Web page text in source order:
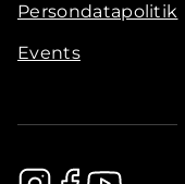
Persondatapolitik
Events